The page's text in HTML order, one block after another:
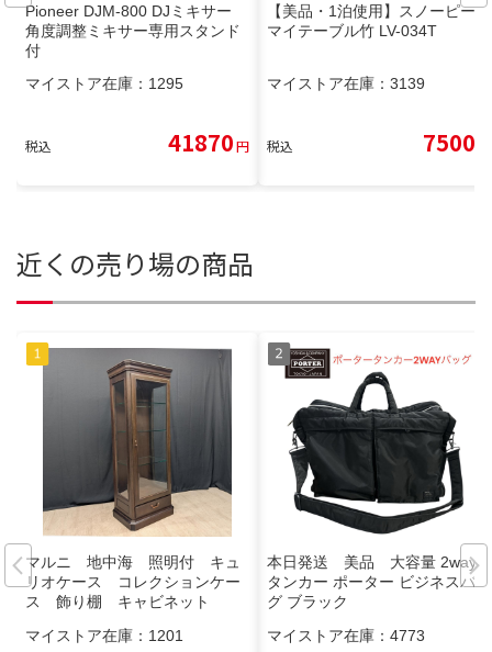
Pioneer DJM-800 DJミキサー
角度調整ミキサー専用スタンド
付
マイストア在庫： 1295
税込 41870円
【美品・1泊使用】スノーピーク
マイテーブル竹 LV-034T
マイストア在庫： 3139
税込 7500
近くの売り場の商品
マルニ 地中海 照明付 キュ
リオケース コレクションケー
ス 飾り棚 キャビネット
マイストア在庫： 1201
本日発送 美品 大容量 2way
タンカー ポーター ビジネスバッ
グ ブラック
マイストア在庫： 4773